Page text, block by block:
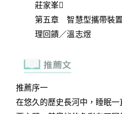
莊家峯
第五章 智慧型攜帶裝
理回饋／溫志煜